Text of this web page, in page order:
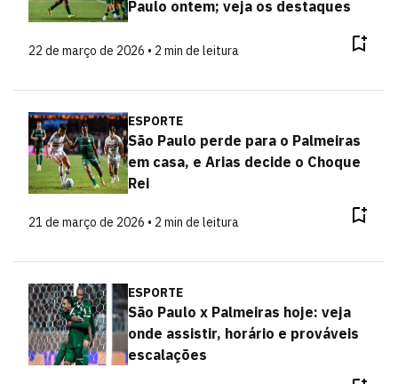
Paulo ontem; veja os destaques
22 de março de 2026 • 2 min de leitura
ESPORTE
São Paulo perde para o Palmeiras
em casa, e Arias decide o Choque
Rei
21 de março de 2026 • 2 min de leitura
ESPORTE
São Paulo x Palmeiras hoje: veja
onde assistir, horário e prováveis
escalações